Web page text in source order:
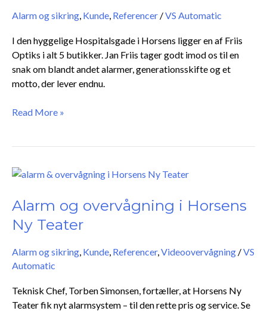
Alarm og sikring, Kunde, Referencer /VS Automatic
I den hyggelige Hospitalsgade i Horsens ligger en af Friis
Optiks i alt 5 butikker. Jan Friis tager godt imod os til en
snak om blandt andet alarmer, generationsskifte og et
motto, der lever endnu.
Jablotron
alarmsystem
Read More »
Alarm og overvågning i Horsens
Ny Teater
Alarm og sikring Kunde Referencer, Videoovervågning /VS
Automatic
Teknisk Chef, Torben Simonsen, fortæller, at Horsens Ny
Teater fik nyt alarmsystem – til den rette pris og service. Se
Alarm
overvågning
Horsens
Teater